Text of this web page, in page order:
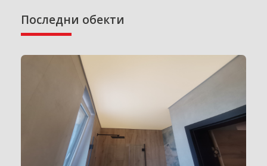
Последни обекти